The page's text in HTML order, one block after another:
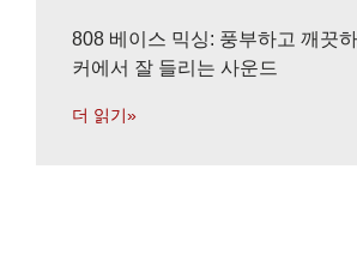
808 베이스 믹싱: 풍부하고 깨끗
커에서 잘 들리는 사운드
더 읽기»